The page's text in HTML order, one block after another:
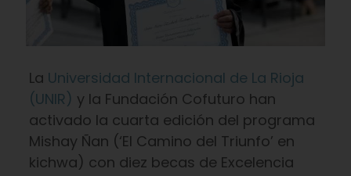
La Universidad Internacional de La Rioja
(UNIR) y la Fundación Cofuturo han
activado la cuarta edición del programa
Mishay Ñan (‘El Camino del Triunfo’ en
kichwa) con diez becas de Excelencia